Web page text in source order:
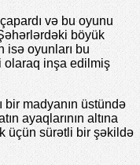
və bu oyunu
böyük
isə oyunları bu
olaraq inşa edilmiş
bir madyanın üstündə
ayaqlarının altına
üçün sürətli bir şəkildə